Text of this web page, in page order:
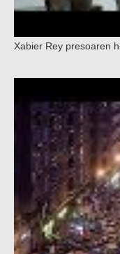
Xabier Rey presoaren